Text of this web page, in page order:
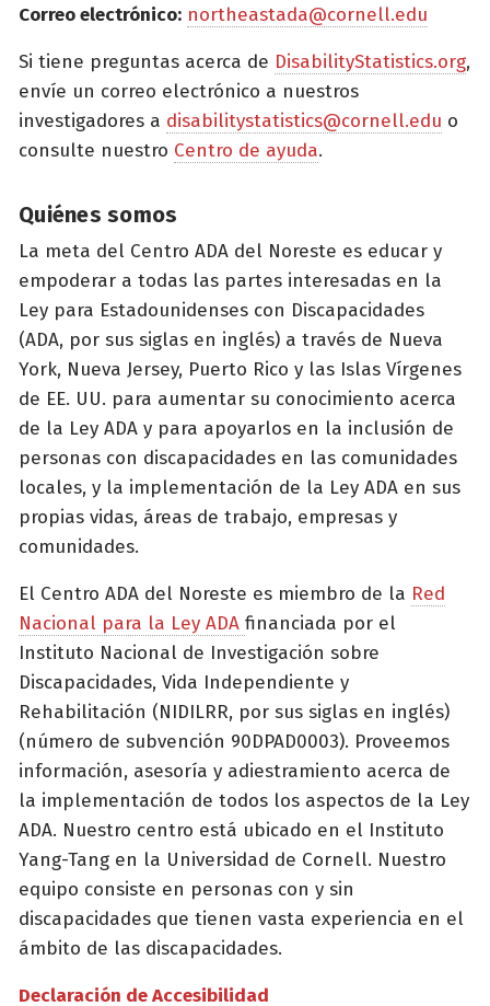
Correo electrónico: northeastada@cornell.edu
Si tiene preguntas acerca de DisabilityStatistics.org,
envíe un correo electrónico a nuestros
investigadores a disabilitystatistics@cornell.edu o
consulte nuestro Centro de ayuda.
Quiénes somos
La meta del Centro ADA del Noreste es educar y
empoderar a todas las partes interesadas en la
Ley para Estadounidenses con Discapacidades
(ADA, por sus siglas en inglés) a través de Nueva
York, Nueva Jersey, Puerto Rico y las Islas Vírgenes
de EE. UU. para aumentar su conocimiento acerca
de la Ley ADA y para apoyarlos en la inclusión de
personas con discapacidades en las comunidades
locales, y la implementación de la Ley ADA en sus
propias vidas, áreas de trabajo, empresas y
comunidades.
El Centro ADA del Noreste es miembro de la Red
Nacional para la Ley ADA financiada por el
Instituto Nacional de Investigación sobre
Discapacidades, Vida Independiente y
Rehabilitación (NIDILRR, por sus siglas en inglés)
(número de subvención 90DPAD0003). Proveemos
información, asesoría y adiestramiento acerca de
la implementación de todos los aspectos de la Ley
ADA. Nuestro centro está ubicado en el Instituto
Yang-Tang en la Universidad de Cornell. Nuestro
equipo consiste en personas con y sin
discapacidades que tienen vasta experiencia en el
ámbito de las discapacidades.
Declaración de Accesibilidad